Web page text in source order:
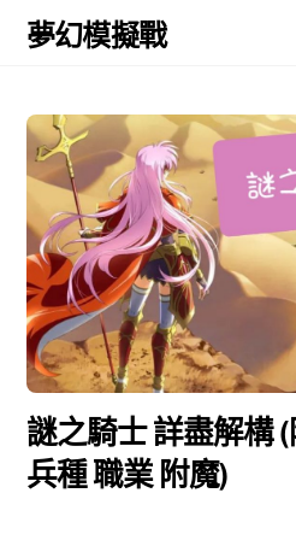
Skip
夢幻模擬戰
謎之騎士 詳盡解構
兵種 職業 附魔)